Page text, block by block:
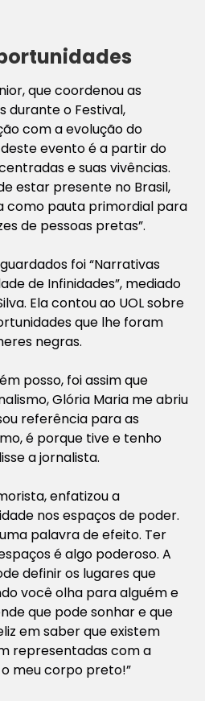
que coordenou as
durante o Festival,
com a evolução do
deste evento é a partir do
e suas vivências.
estar presente no Brasil,
como pauta primordial para
de pessoas pretas”.
foi “Narrativas
de Infinidades”, mediado
Ela contou ao UOL sobre
que lhe foram
negras.
posso, foi assim que
Glória Maria me abriu
referência para as
é porque tive e tenho
a jornalista.
enfatizou a
nos espaços de poder.
palavra de efeito. Ter
é algo poderoso. A
definir os lugares que
você olha para alguém e
que pode sonhar e que
em saber que existem
representadas com a
meu corpo preto!”